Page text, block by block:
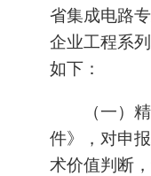
省集成电路
企业工程系
如下：
（一）
件》，对申
术价值判断